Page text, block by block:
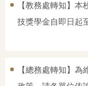
【教務處轉知】
技獎學金自即日起
【總務處轉知】